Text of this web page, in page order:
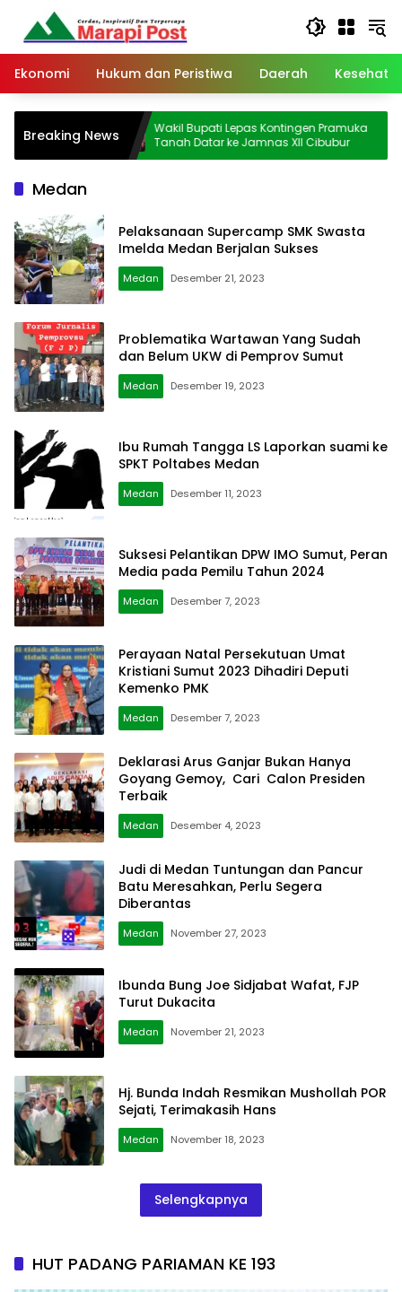
Langsung
konten
Ekonomi
Hukum dan Peristiwa Daerah
Breaking News
Diam
Wakil Bupati Lepas Kontingen Pramuka
Tanah Datar ke Jamnas XII Cibubur
Medan
Pelaksanaan Supercamp SMK Swasta
Imelda Medan Berjalan Sukses
Medan Desember 21, 2023
Problematika Wartawan Yang Sudah
dan Belum UKW di Pemprov Sumut
Medan Desember 19, 2023
Ibu Rumah Tangga LS Laporkan suami ke
SPKT Poltabes Medan
Medan Desember 11, 2023
Suksesi Pelantikan DPW IMO Sumut, Peran
Media pada Pemilu Tahun 2024
Medan Desember 7, 2023
Perayaan Natal Persekutuan Umat
Kristiani Sumut 2023 Dihadiri Deputi
Kemenko PMK
Medan Desember 7, 2023
Deklarasi Arus Ganjar Bukan Hanya
Goyang Gemoy, Cari Calon Presiden
Terbaik
Medan Desember 4, 2023
Judi di Medan Tuntungan dan Pancur
Batu Meresahkan, Perlu Segera
Diberantas
Medan November 27, 2023
Ibunda Bung Joe Sidjabat Wafat, FJP
Turut Dukacita
Medan November 21, 2023
Hj. Bunda Indah Resmikan Mushollah POR
Sejati, Terimakasih Hans
Medan November 18, 2023
Selengkapnya
HUT PADANG PARIAMAN KE 193